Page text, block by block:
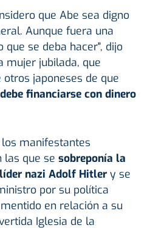
que Abe sea digno
Aunque fuera una
que se deba hacer", dijo
mujer jubilada, que
japoneses de que
financiarse con dinero
manifestantes
las que se sobreponía la
nazi Adolf Hitler y se
por su política
en relación a su
Iglesia de la